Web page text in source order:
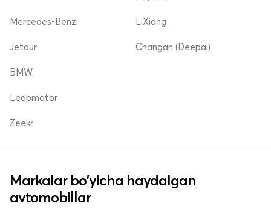
Mercedes-Benz
Jetour
LiXiang
Changan (Deepal)
BMW
Leapmotor
Zeekr
Markalar bo'yicha haydalgan
avtomobillar